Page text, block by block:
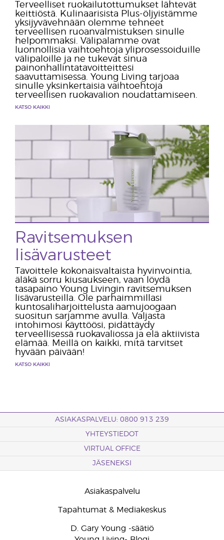
Terveelliset ruokailutottumukset lähtevät
keittiöstä. Kulinaarisista Plus-öljyistämme
yksijyvävehnään olemme tehneet
terveellisen ruoanvalmistuksen sinulle
helpommaksi. Välipalamme ovat
luonnollisia vaihtoehtoja yliprosessoiduille
välipaloille ja ne tukevat sinua
painonhallintatavoitteittesi
saavuttamisessa. Young Living tarjoaa
sinulle yksinkertaisia vaihtoehtoja
terveellisen ruokavalion noudattamiseen.
KATSO KAIKKI
Ravitsemuksen
lisävarusteet
Tavoittele kokonaisvaltaista hyvinvointia,
äläkä sorru kiusaukseen, vaan löydä
tasapaino Young Livingin ravitsemuksen
lisävarusteilla. Ole parhaimmillasi
kuntosaliharjoittelusta aamujoogaan
suositun sarjamme avulla. Valjasta
intohimosi käyttöösi, pidättäydy
terveellisessä ruokavaliossa ja elä aktiivista
elämää. Meillä on kaikki, mitä tarvitset
hyvään päivään!
KATSO KAIKKI
ASIAKASPALVELU: 0800 913 239
YHTEYSTIEDOT
VIRTUAL OFFICE
JÄSENEKSI
Asiakaspalvelu
Tapahtumat & Mediakeskus
D. Gary Young -säätiö